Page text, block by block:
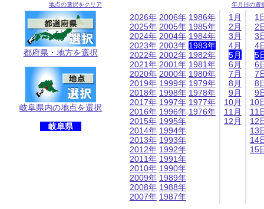
地点の選択をクリア
都府県・地方を選択
岐阜県内の地点を選択
岐阜県
年月日の選
2026年
2025年
2024年
2023年
2022年
2021年
2020年
2019年
2018年
2017年
2016年
2015年
2014年
2013年
2012年
2011年
2010年
2009年
2008年
2007年
2006年
2005年
2004年
2003年
2002年
2001年
2000年
1999年
1998年
1997年
1996年
1995年
1994年
1993年
1992年
1991年
1990年
1989年
1988年
1987年
1986年
1985年
1984年
1983年
1982年
1981年
1980年
1979年
1978年
1977年
1976年
1月
2月
3月
4月
5月
6月
7月
8月
9月
10月
11月
12月
1
2
3
4
5
6
7
8
9
10
11
12
13
14
15